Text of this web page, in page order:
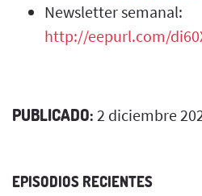
Newsletter semanal:
http://eepurl.com/
PUBLICADO: 2 diciembre
EPISODIOS RECIENTES